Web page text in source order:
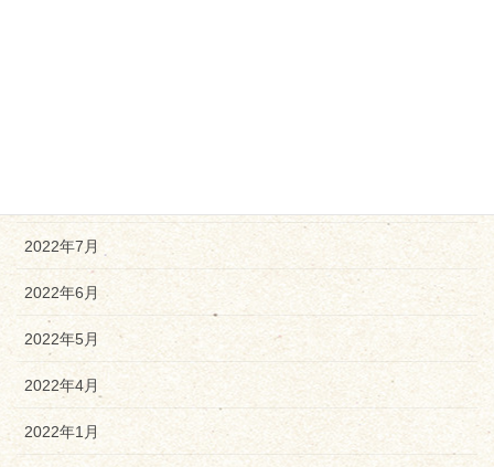
2022年7月
2022年6月
2022年5月
2022年4月
2022年1月